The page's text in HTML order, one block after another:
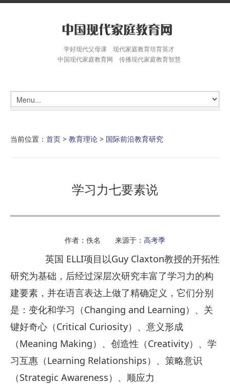
学好现代父母课 现代家庭教育培育英才
中国现代家庭教育网 传播现代家庭教育智慧
当前位置： 首页 > 教育理论 > 国际前沿教育研究
学习力七要素说
作者：佚名 来源于： 高考季
英国 ELLI项目以Guy Claxton教授的开拓性
研究为基础，后经过深层次研究丰富了学习力的构
建要素，并在语言表达上做了精确定义，它们分别
是：变化和学习（Changing and Learning）、关
键好奇心（Critical Curiosity）、意义形成
（Meaning Making）、创造性（Creativity）、学
习互惠（Learning Relationships）、策略意识
（Strategic Awareness）、顺应力